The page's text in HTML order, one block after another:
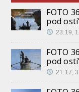
FOTO
pod
23:19,
FOTO
pod
21:17,